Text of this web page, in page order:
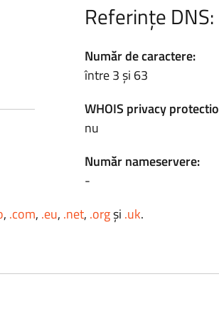
Referințe DNS:
Număr de caractere:
între 3 și 63
WHOIS privacy
nu
Număr nameservere:
-
, .com, .eu, .net, .orgși .uk.